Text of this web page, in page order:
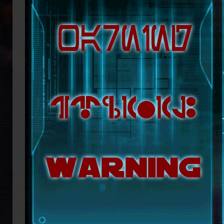
republikanische Anführerin Mon
Lage ist, möglicherweise bald die
Doch das bröckelnde Imperium ist
Truppenverbände vom Imperium
Coruscant über das weitere
mit blutiger Entschlossenheit die
Imperators. Mit seiner Armada
ihn mit der Einnahme von
Eindruck einer erneuten
sichert sich Vesperum die Loyalität